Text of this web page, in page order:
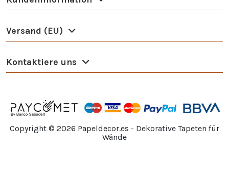
Versand (EU)
Kontaktiere uns
Copyright © 2026 Papeldecor.es - Dekorative Tapeten für
Wände